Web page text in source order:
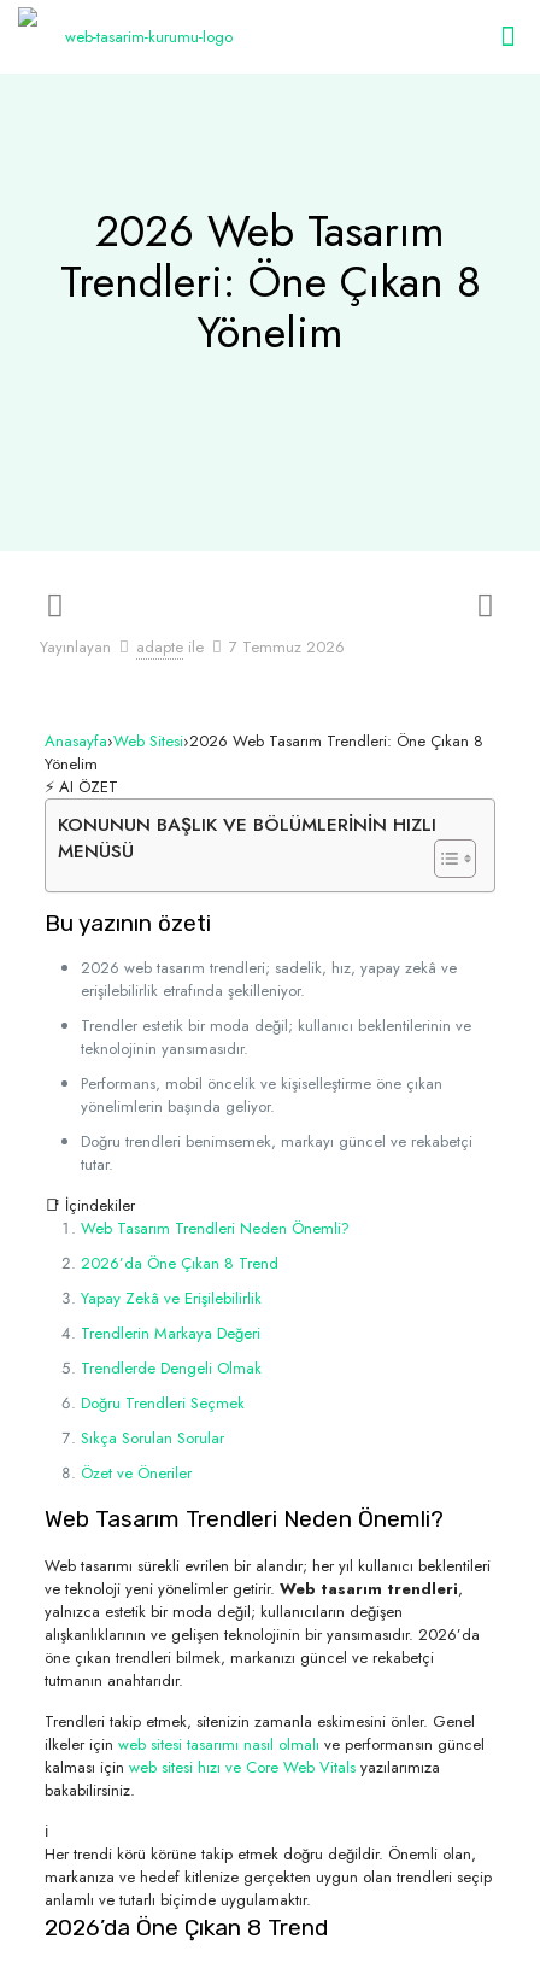
2026 Web Tasarım
Trendleri: Öne Çıkan 8
Yönelim
Yayınlayan adapte ile 7 Temmuz 2026
Anasayfa›Web Sitesi›2026 Web Tasarım Trendleri: Öne Çıkan 8
Yönelim
⚡ AI ÖZET
KONUNUN BAŞLIK VE BÖLÜMLERİNİN HIZLI
MENÜSÜ
Bu yazının özeti
2026 web tasarım trendleri; sadelik, hız, yapay zekâ ve
erişilebilirlik etrafında şekilleniyor.
Trendler estetik bir moda değil; kullanıcı beklentilerinin ve
teknolojinin yansımasıdır.
Performans, mobil öncelik ve kişiselleştirme öne çıkan
yönelimlerin başında geliyor.
Doğru trendleri benimsemek, markayı güncel ve rekabetçi
tutar.
📑 İçindekiler
Web Tasarım Trendleri Neden Önemli?
2026’da Öne Çıkan 8 Trend
Yapay Zekâ ve Erişilebilirlik
Trendlerin Markaya Değeri
Trendlerde Dengeli Olmak
Doğru Trendleri Seçmek
Sıkça Sorulan Sorular
Özet ve Öneriler
Web Tasarım Trendleri Neden Önemli?
Web tasarımı sürekli evrilen bir alandır; her yıl kullanıcı beklentileri
ve teknoloji yeni yönelimler getirir. Web tasarım trendleri,
yalnızca estetik bir moda değil; kullanıcıların değişen
alışkanlıklarının ve gelişen teknolojinin bir yansımasıdır. 2026’da
öne çıkan trendleri bilmek, markanızı güncel ve rekabetçi
tutmanın anahtarıdır.
Trendleri takip etmek, sitenizin zamanla eskimesini önler. Genel
ilkeler için web sitesi tasarımı nasıl olmalı ve performansın güncel
kalması için web sitesi hızı ve Core Web Vitalsyazılarımıza
bakabilirsiniz.
ℹ️
Her trendi körü körüne takip etmek doğru değildir. Önemli olan,
markanıza ve hedef kitlenize gerçekten uygun olan trendleri seçip
anlamlı ve tutarlı biçimde uygulamaktır.
2026’da Öne Çıkan 8 Trend